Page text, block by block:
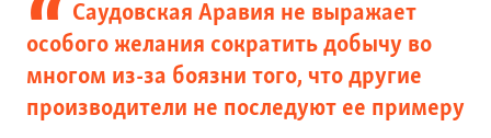
Саудовская Аравия не выражает
особого желания сократить добычу во
многом из-за боязни того, что другие
производители не последуют ее примеру